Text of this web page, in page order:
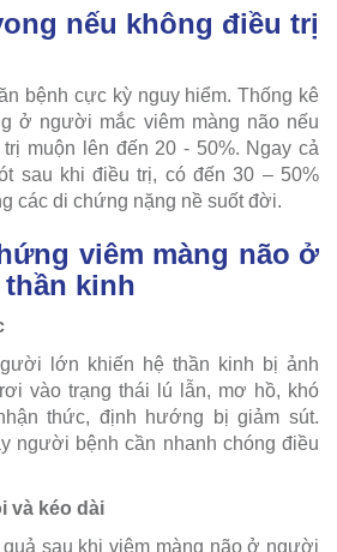
nếu không điều trị
bệnh cực kỳ nguy hiểm. Thống kê
ở người mắc viêm màng não nếu
muộn lên đến 20 - 50%. Ngay cả
sau khi điều trị, có đến 30 – 50%
các di chứng nặng nề suốt đời.
viêm màng não ở
kinh
lớn khiến hệ thần kinh bị ảnh
vào trạng thái lú lẫn, mơ hồ, khó
thức, định hướng bị giảm sút.
người bệnh cần nhanh chóng điều
và kéo dài
sau khi viêm màng não ở người